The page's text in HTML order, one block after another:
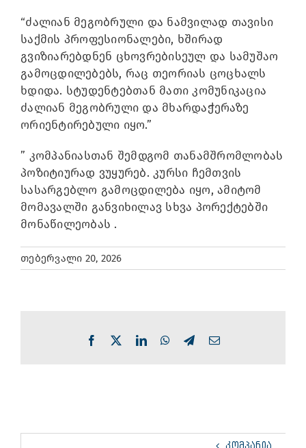
“ძალიან მეგობრული და ნამვილად თავისი
საქმის პროფესიონალები, ხშირად
გვიზიარებდნენ ცხოვრებისეულ და სამუშაო
გამოცდილებებს, რაც თეორიას ცოცხალს
ხდიდა. სტუდენტებთან მათი კომუნიკაცია
ძალიან მეგობრული და მხარდაჭერაზე
ორიენტირებული იყო.”
” კომპანიასთან შემდგომ თანამშრომლობას
პოზიტიურად ვუყურებ. კურსი ჩემთვის
სასარგებლო გამოცდილება იყო, ამიტომ
მომავალში განვიხილავ სხვა პორექტებში
მონაწილეობას .
თებერვალი 20, 2026
Facebook LinkedInWhatsApp
TelegramEmail
ᲙᲝᲛᲞᲐᲜᲘᲐ